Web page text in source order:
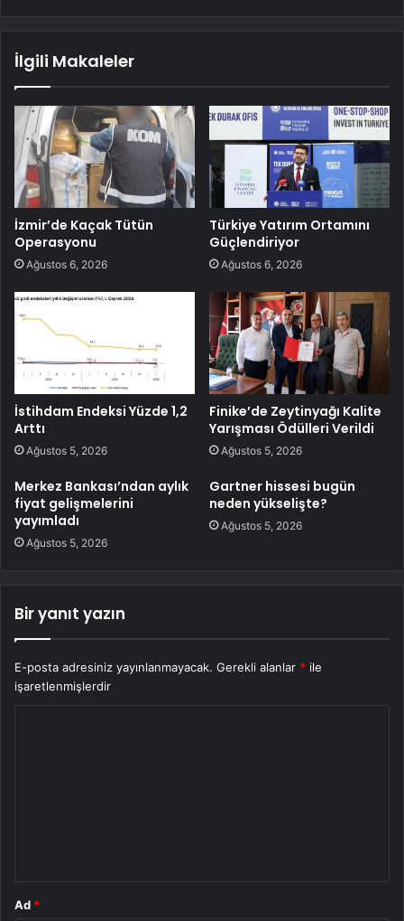
İlgili Makaleler
İzmir’de Kaçak Tütün
Operasyonu
Ağustos 6, 2026
Türkiye Yatırım Ortamını
Güçlendiriyor
Ağustos 6, 2026
İstihdam Endeksi Yüzde 1,2
Arttı
Ağustos 5, 2026
Finike’de Zeytinyağı Kalite
Yarışması Ödülleri Verildi
Ağustos 5, 2026
Merkez Bankası’ndan aylık
fiyat gelişmelerini
yayımladı
Ağustos 5, 2026
Gartner hissesi bugün
neden yükselişte?
Ağustos 5, 2026
Bir yanıt yazın
E-posta adresiniz yayınlanmayacak. Gerekli alanlar * ile
işaretlenmişlerdir
Ad *